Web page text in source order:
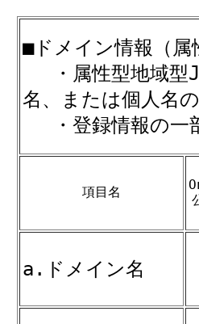
■ドメイン情報（属
・属性型地域型
名、または個人名の
・登録情報の一
項目名
a.ドメイン名